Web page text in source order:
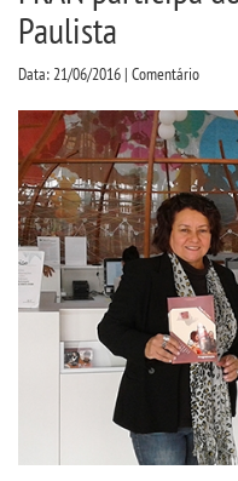
CPSA
COLAP PROUNI
CURSOS
BACHARELADOS
LICENCIATURAS
TECNOLÓGICOS
VESTIBULAR
Paulista
Data: 21/06/2016 | Comentário